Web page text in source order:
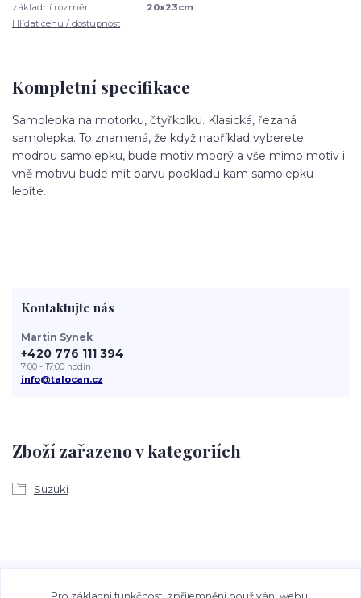
základní rozměr:
20x23cm
Hlídat cenu / dostupnost
Kompletní specifikace
Samolepka na motorku, čtyřkolku. Klasická, řezaná
samolepka. To znamená, že když například vyberete
modrou samolepku, bude motiv modrý a vše mimo motiv i
vně motivu bude mít barvu podkladu kam samolepku
lepíte.
Zboží zařazeno v kategoriích
Suzuki
Kontaktujte nás
Martin Synek
+420 776 111 394
7:00 - 17:00 hodin
info@talocan.cz
obsah zveřejněný na stránkách Talocan.cz a